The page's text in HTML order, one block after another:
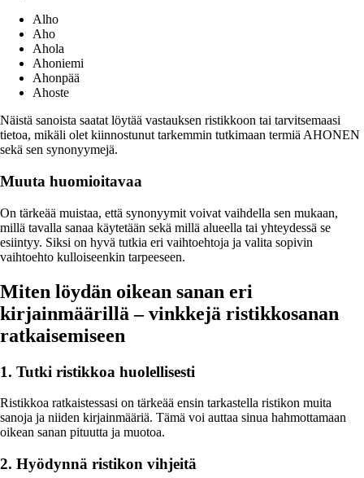
Alho
Aho
Ahola
Ahoniemi
Ahonpää
Ahoste
Näistä sanoista saatat löytää vastauksen ristikkoon tai tarvitsemaasi
tietoa, mikäli olet kiinnostunut tarkemmin tutkimaan termiä AHONEN
sekä sen synonyymejä.
Muuta huomioitavaa
On tärkeää muistaa, että synonyymit voivat vaihdella sen mukaan,
millä tavalla sanaa käytetään sekä millä alueella tai yhteydessä se
esiintyy. Siksi on hyvä tutkia eri vaihtoehtoja ja valita sopivin
vaihtoehto kulloiseenkin tarpeeseen.
Miten löydän oikean sanan eri
kirjainmäärillä – vinkkejä ristikkosanan
ratkaisemiseen
1. Tutki ristikkoa huolellisesti
Ristikkoa ratkaistessasi on tärkeää ensin tarkastella ristikon muita
sanoja ja niiden kirjainmääriä. Tämä voi auttaa sinua hahmottamaan
oikean sanan pituutta ja muotoa.
2. Hyödynnä ristikon vihjeitä